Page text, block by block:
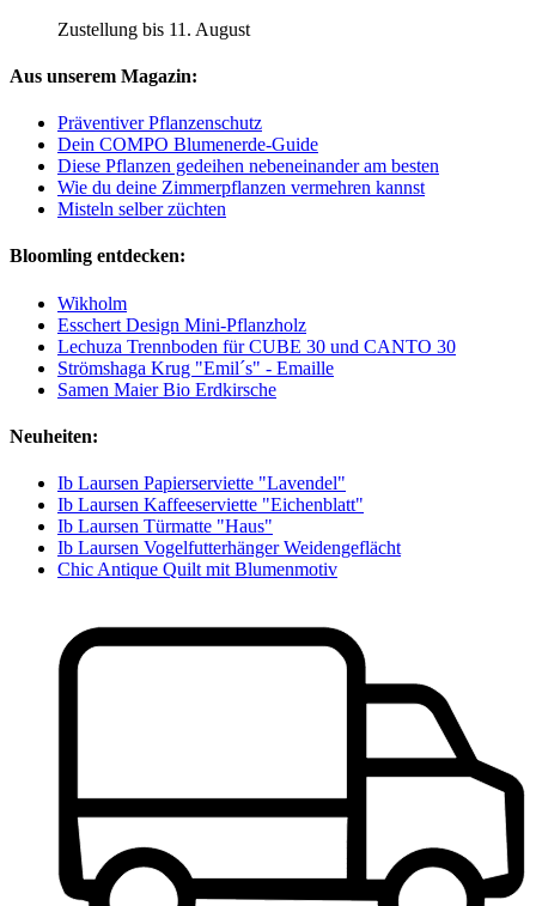
Zustellung bis 11. August
Aus unserem Magazin:
Präventiver Pflanzenschutz
Dein COMPO Blumenerde-Guide
Diese Pflanzen gedeihen nebeneinander am besten
Wie du deine Zimmerpflanzen vermehren kannst
Misteln selber züchten
Bloomling entdecken:
Wikholm
Esschert Design Mini-Pflanzholz
Lechuza Trennboden für CUBE 30 und CANTO 30
Strömshaga Krug "Emil´s" - Emaille
Samen Maier Bio Erdkirsche
Neuheiten:
Ib Laursen Papierserviette "Lavendel"
Ib Laursen Kaffeeserviette "Eichenblatt"
Ib Laursen Türmatte "Haus"
Ib Laursen Vogelfutterhänger Weidengeflächt
Chic Antique Quilt mit Blumenmotiv